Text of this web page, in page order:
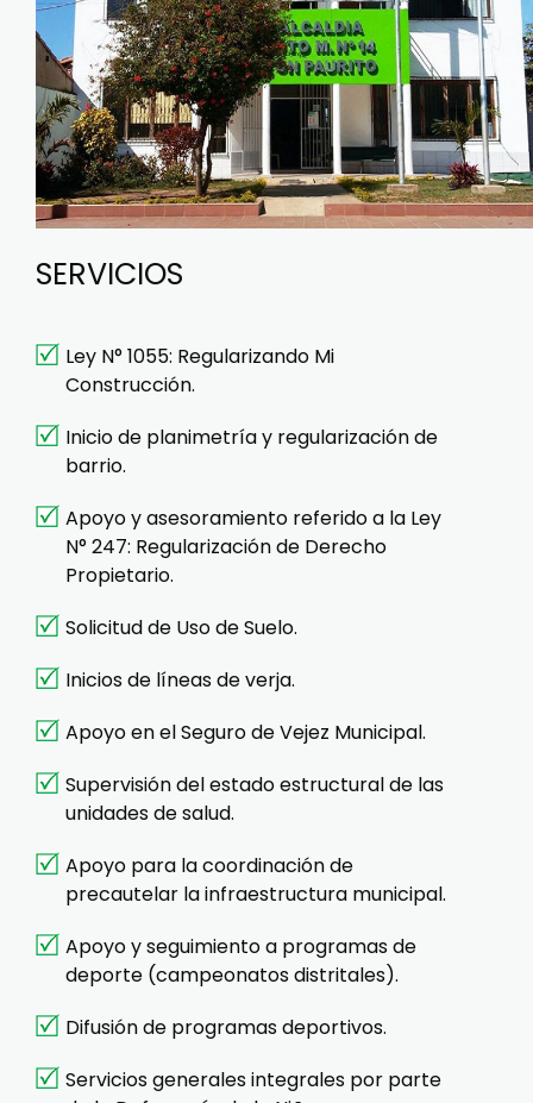
SERVICIOS
Ley N° 1055: Regularizando Mi
Construcción.
Inicio de planimetría y regularización de
barrio.
Apoyo y asesoramiento referido a la Ley
N° 247: Regularización de Derecho
Propietario.
Solicitud de Uso de Suelo.
Inicios de líneas de verja.
Apoyo en el Seguro de Vejez Municipal.
Supervisión del estado estructural de las
unidades de salud.
Apoyo para la coordinación de
precautelar la infraestructura municipal.
Apoyo y seguimiento a programas de
deporte (campeonatos distritales).
Difusión de programas deportivos.
Servicios generales integrales por parte